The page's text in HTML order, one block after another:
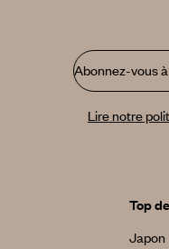
Abonnez-vous
Lire notre
Top
Japon